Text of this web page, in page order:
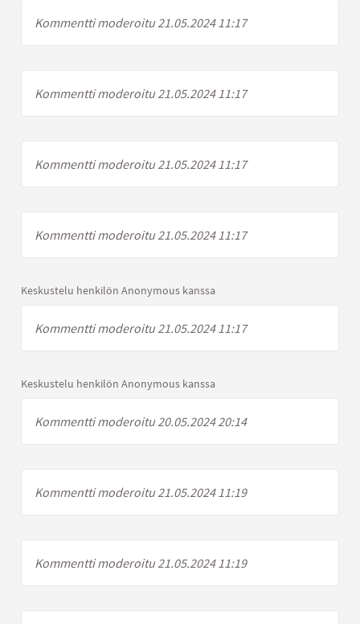
Kommentti moderoitu 21.05.2024 11:17
Kommentti moderoitu 21.05.2024 11:17
Kommentti moderoitu 21.05.2024 11:17
Kommentti moderoitu 21.05.2024 11:17
Keskustelu henkilön Anonymous kanssa
Kommentti moderoitu 21.05.2024 11:17
Keskustelu henkilön Anonymous kanssa
Kommentti moderoitu 20.05.2024 20:14
Kommentti moderoitu 21.05.2024 11:19
Kommentti moderoitu 21.05.2024 11:19